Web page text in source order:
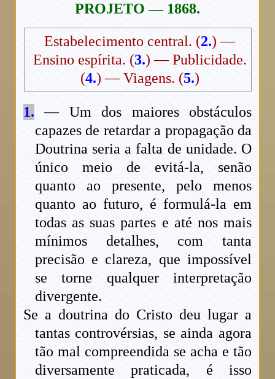
PROJETO — 1868.
Estabelecimento central. (2.) —
Ensino espírita. (3.) — Publicidade.
(4.) — Viagens. (5.)
1. — Um dos maiores obstáculos
capazes de retardar a propagação da
Doutrina seria a falta de unidade. O
único meio de evitá-la, senão
quanto ao presente, pelo menos
quanto ao futuro, é formulá-la em
todas as suas partes e até nos mais
mínimos detalhes, com tanta
precisão e clareza, que impossível
se torne qualquer interpretação
divergente.
Se a doutrina do Cristo deu lugar a
tantas controvérsias, se ainda agora
tão mal compreendida se acha e tão
diversamente praticada, é isso